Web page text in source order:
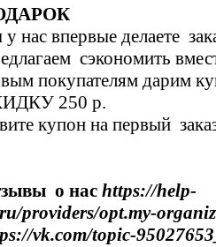
нас впервые делаете
сэкономить
покупателям дарим
250 р.
купон на первый
о нас https://help-
providers/opt.my-
vk.com/topic-